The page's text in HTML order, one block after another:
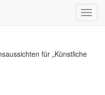
für „Künstliche